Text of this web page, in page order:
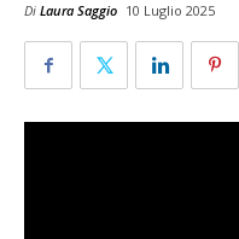
Di Laura Saggio 10 Luglio 2025